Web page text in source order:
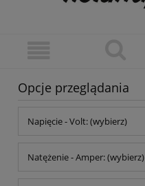
Opcje przeglądania
Napięcie - Volt: (wybierz)
Natężenie - Amper: (wybierz)